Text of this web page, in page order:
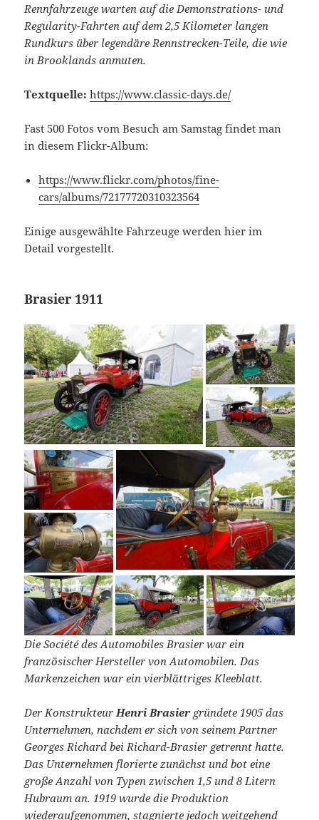
Rennfahrzeuge warten auf die Demonstrations- und
Regularity-Fahrten auf dem 2,5 Kilometer langen
Rundkurs über legendäre Rennstrecken-Teile, die wie
in Brooklands anmuten.
Textquelle: https://www.classic-days.de/
Fast 500 Fotos vom Besuch am Samstag findet man
in diesem Flickr-Album:
https://www.flickr.com/photos/fine-
cars/albums/72177720310323564
Einige ausgewählte Fahrzeuge werden hier im
Detail vorgestellt.
Brasier 1911
Die Société des Automobiles Brasier war ein
französischer Hersteller von Automobilen. Das
Markenzeichen war ein vierblättriges Kleeblatt.
Der Konstrukteur Henri Brasiergründete 1905 das
Unternehmen, nachdem er sich von seinem Partner
Georges Richard bei Richard-Brasier getrennt hatte.
Das Unternehmen florierte zunächst und bot eine
große Anzahl von Typen zwischen 1,5 und 8 Litern
Hubraum an. 1919 wurde die Produktion
wiederaufgenommen, stagnierte jedoch weitgehend